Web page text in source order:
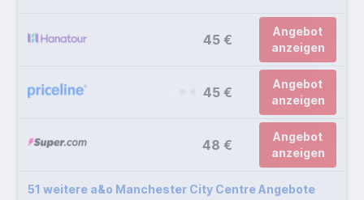
45 €
Angebot
anzeigen
45 €
Angebot
anzeigen
48 €
Angebot
anzeigen
51 weitere a&o Manchester City Centre Angebote